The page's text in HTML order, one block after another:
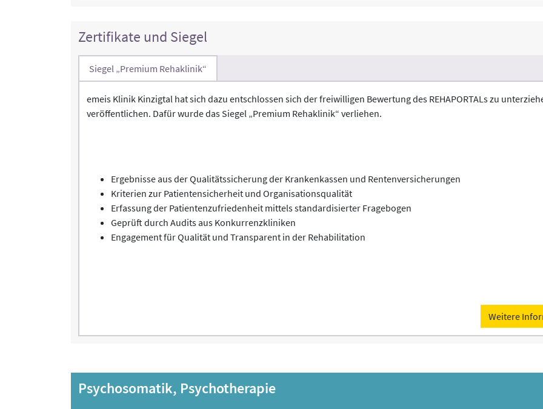
Zertifikate und Siegel
Siegel „Premium Rehaklinik“
emeis Klinik Kinzigtal hat sich dazu entschlossen sich der freiwilligen Bewertung des REHAPORTALs zu
veröffentlichen. Dafür wurde das Siegel „Premium Rehaklinik“ verliehen.
Ergebnisse aus der Qualitätssicherung der Krankenkassen und Rentenversicherungen
Kriterien zur Patientensicherheit und Organisationsqualität
Erfassung der Patientenzufriedenheit mittels standardisierter Fragebogen
Geprüft durch Audits aus Konkurrenzkliniken
Engagement für Qualität und Transparent in der Rehabilitation
Weitere
Psychosomatik, Psychotherapie